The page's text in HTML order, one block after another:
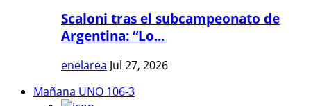
Scaloni tras el subcampeonato de
Argentina: “Lo...
enelarea Jul 27, 2026
Mañana UNO 106-3